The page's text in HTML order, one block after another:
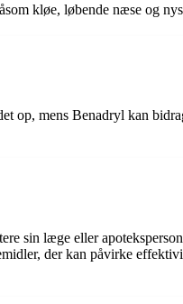
kløe, løbende næse og
op, mens Benadryl kan
sin læge eller
der kan påvirke